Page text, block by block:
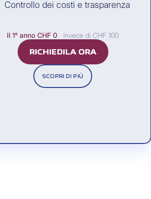
Se tutto è corretto inserisci
Controllo dei costi e trasparenza
Il 1° anno CHF 0 invece di CHF 100
RICHIEDILA ORA
SCOPRI DI PIÙ